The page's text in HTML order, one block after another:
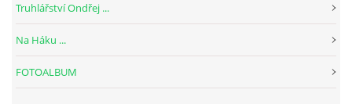
Truhlářství Ondřej ...
Na Háku ...
FOTOALBUM